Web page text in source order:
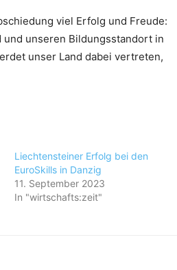
viel Erfolg und Freude:
unseren Bildungsstandort in
unser Land dabei vertreten,
Liechtensteiner Erfolg bei den
EuroSkills in Danzig
11. September 2023
In "wirtschafts:zeit"